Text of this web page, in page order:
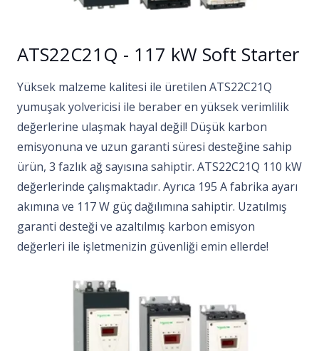
ATS22C21Q - 117 kW Soft Starter
Yüksek malzeme kalitesi ile üretilen ATS22C21Q
yumuşak yolvericisi ile beraber en yüksek verimlilik
değerlerine ulaşmak hayal değil! Düşük karbon
emisyonuna ve uzun garanti süresi desteğine sahip
ürün, 3 fazlık ağ sayısına sahiptir. ATS22C21Q 110 kW
değerlerinde çalışmaktadır. Ayrıca 195 A fabrika ayarı
akımına ve 117 W güç dağılımına sahiptir. Uzatılmış
garanti desteği ve azaltılmış karbon emisyon
değerleri ile işletmenizin güvenliği emin ellerde!